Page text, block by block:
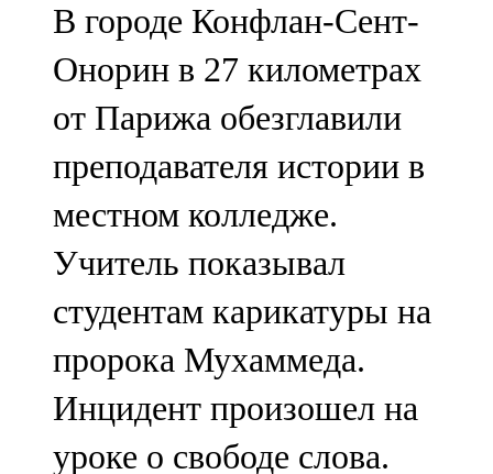
107,8 FM
Теләче
106,1 FM
Түбән Кама
102,6 FM
Чирмешән
107,7 FM
Чистай
103,0 FM
В городе Конфлан-Сент-
Онорин в 27 километрах
от Парижа обезглавили
преподавателя истории в
местном колледже.
Учитель показывал
студентам карикатуры на
пророка Мухаммеда.
Инцидент произошел на
уроке о свободе слова.